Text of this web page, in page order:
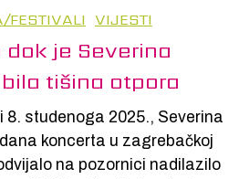
FESTIVALI VIJESTI
je Severina
tišina otpora
8. studenoga 2025., Severina
koncerta u zagrebačkoj
na pozornici nadilazilo